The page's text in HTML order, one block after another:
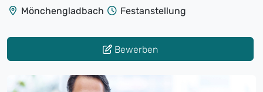
Mönchengladbach Festanstellung
Bewerben